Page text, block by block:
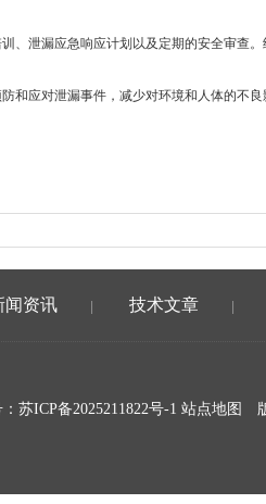
漏应急响应计划以及定期的安全审查
应对泄漏事件，减少对环境和人体的不
闻资讯 技术文章
苏ICP备2025211822号-1 站点地图